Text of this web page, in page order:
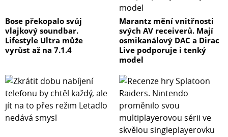
Bose překopalo svůj
vlajkový soundbar.
Lifestyle Ultra může
vyrůst až na 7.1.4
Marantz mění vnitřnosti
svých AV receiverů. Mají
osmikanálový DAC a Dirac
Live podporuje i tenký
model